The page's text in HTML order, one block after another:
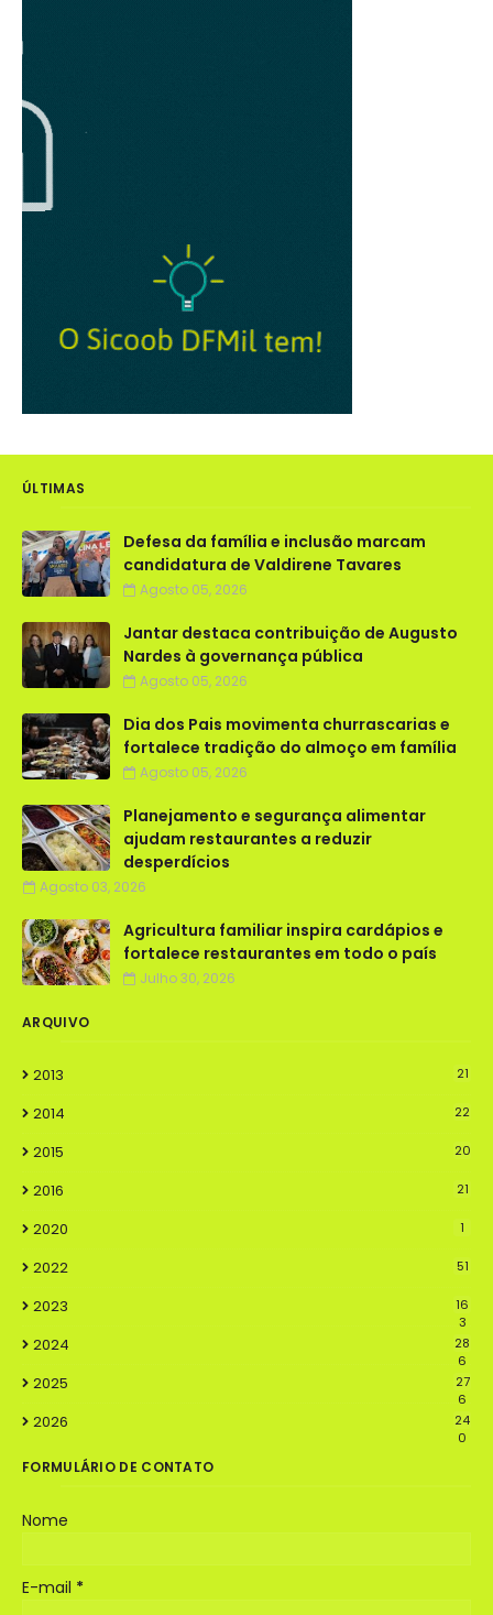
ÚLTIMAS
Defesa da família e inclusão marcam
candidatura de Valdirene Tavares
Agosto 05, 2026
Jantar destaca contribuição de Augusto
Nardes à governança pública
Agosto 05, 2026
Dia dos Pais movimenta churrascarias e
fortalece tradição do almoço em família
Agosto 05, 2026
Planejamento e segurança alimentar
ajudam restaurantes a reduzir
desperdícios
Agosto 03, 2026
Agricultura familiar inspira cardápios e
fortalece restaurantes em todo o país
Julho 30, 2026
ARQUIVO
2013 21
2014 22
2015 20
2016 21
2020 1
2022 51
2023
16
3
2024
28
6
2025
27
6
2026
24
0
FORMULÁRIO DE CONTATO
Nome
E-mail *